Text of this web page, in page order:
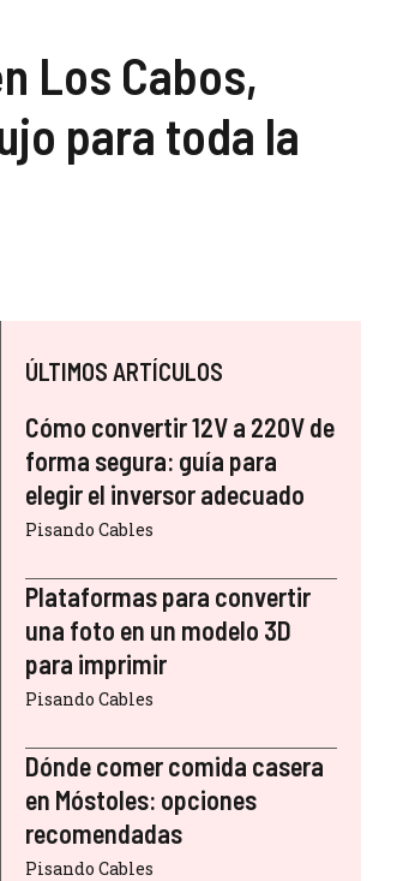
Los Cabos,
para toda la
ÚLTIMOS ARTÍCULOS
Cómo convertir 12V a 220V de
forma segura: guía para
elegir el inversor adecuado
Pisando Cables
Plataformas para convertir
una foto en un modelo 3D
para imprimir
Pisando Cables
Dónde comer comida casera
en Móstoles: opciones
recomendadas
Pisando Cables